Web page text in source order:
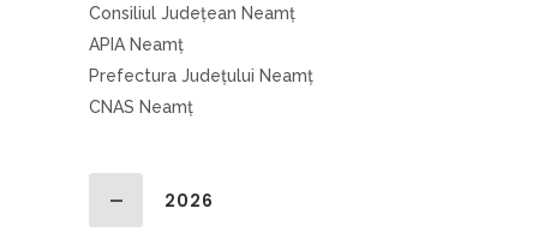
Consiliul Judeţean Neamţ
APIA Neamţ
Prefectura Judeţului Neamţ
CNAS Neamţ
2026